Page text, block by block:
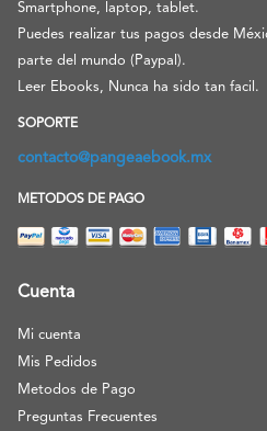
Smartphone, laptop, tablet.
Puedes realizar tus pagos desde
parte del mundo (Paypal).
Leer Ebooks, Nunca ha sido tan facil.
SOPORTE
contacto@pangeaebook.mx
METODOS DE PAGO
Cuenta
Mi cuenta
Mis Pedidos
Metodos de Pago
Preguntas Frecuentes